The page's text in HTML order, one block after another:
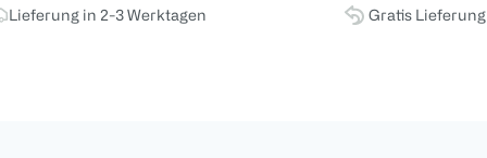
Lieferung in 2-3 Werktagen Gratis